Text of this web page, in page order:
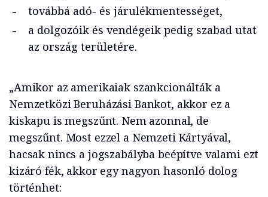
továbbá adó- és járulékmentességet,
a dolgozóik és vendégeik pedig szabad utat
az ország területére.
„Amikor az amerikaiak szankcionálták a
Nemzetközi Beruházási Bankot, akkor ez a
kiskapu is megszűnt. Nem azonnal, de
megszűnt. Most ezzel a Nemzeti Kártyával,
hacsak nincs a jogszabályba beépítve valami ezt
kizáró fék, akkor egy nagyon hasonló dolog
történhet: